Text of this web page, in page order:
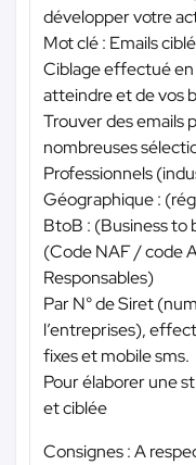
développer votre
Mot clé : Emails
Ciblage effectué
atteindre et de vos
Trouver des
nombreuses
Professionnels
Géographique :
BtoB : (Business to
(Code NAF / code
Responsables)
Par N° de Siret
l’entreprises),
fixes et mobile sms.
Pour élaborer une
et ciblée
Consignes : A